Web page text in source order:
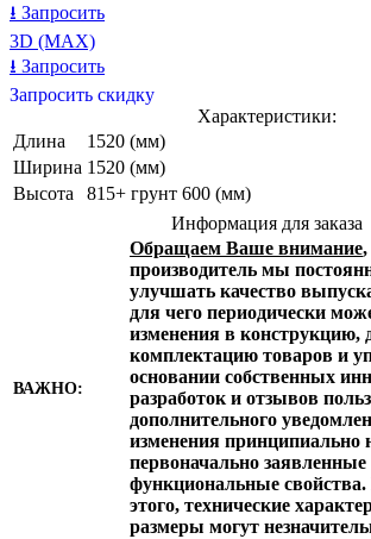
⭳ Запросить
3D (MAX)
⭳ Запросить
Запросить скидку
Характеристики:
Длина
1520 (мм)
Ширина 1520 (мм)
Высота
815+ грунт 600 (мм)
Информация для заказа
ВАЖНО:
Обращаем Ваше внимание,
производитель мы
улучшать качество
для чего периодически
изменения в конструкцию,
комплектацию товаров и
основании собственных
разработок и отзывов
дополнительного
изменения принципиально
первоначально заявленные
функциональные свойства.
этого, технические
размеры могут